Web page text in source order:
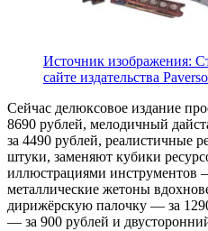
Источник изображения:
сайте издательства
Сейчас делюксовое издание
8690 рублей, мелодичный
за 4490 рублей, реалистичные
штуки, заменяют кубики
иллюстрациями инструментов
металлические жетоны
дирижёрскую палочку — за
— за 900 рублей и